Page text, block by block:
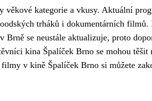
kategorie a vkusy. Aktuální
trháků i dokumentárních filmů.
se neustále aktualizuje, proto
kina Špalíček Brno se mohou
v kině Špalíček Brno si můžete